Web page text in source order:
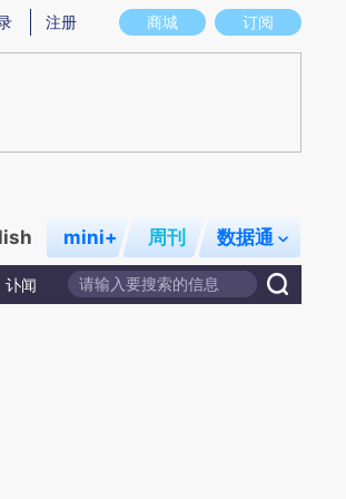
图存在偏差。不代表财新观点和立场。推荐点击链接
商城 订阅
注册
mini+ 周刊 数据通
讣闻